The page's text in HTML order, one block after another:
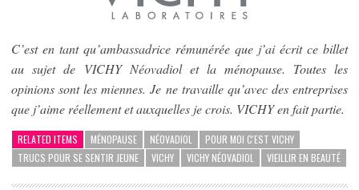
C’est en tant qu’ambassadrice rémunérée que j’ai écrit ce billet
au sujet de VICHY Néovadiol et la ménopause. Toutes les
opinions sont les miennes. Je ne travaille qu’avec des entreprises
que j’aime réellement et auxquelles je crois. VICHY en fait partie.
RELATED ITEMS MÉNOPAUSE NÉOVADIOL
POUR MOI C'EST VICHY
TRUCS POUR SE SENTIR JEUNE
VICHY VICHY NÉOVADIOL VIEILLIR EN BEAUTÉ